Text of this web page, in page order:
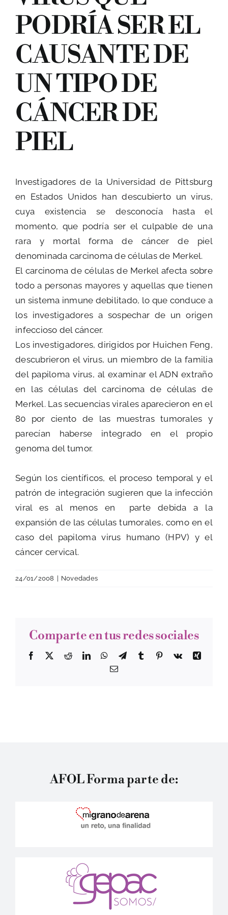
BUSCAR:
PODRÍA SER EL
CAUSANTE DE
UN TIPO DE
CÁNCER DE
PIEL
Investigadores de la Universidad de Pittsburg
en Estados Unidos han descubierto un virus,
cuya existencia se desconocía hasta el
momento, que podría ser el culpable de una
rara y mortal forma de cáncer de piel
denominada carcinoma de células de Merkel.
El carcinoma de células de Merkel afecta sobre
todo a personas mayores y aquellas que tienen
un sistema inmune debilitado, lo que conduce a
los investigadores a sospechar de un origen
infeccioso del cáncer.
Los investigadores, dirigidos por Huichen Feng,
descubrieron el virus, un miembro de la familia
del papiloma virus, al examinar el ADN extraño
en las células del carcinoma de células de
Merkel. Las secuencias virales aparecieron en el
80 por ciento de las muestras tumorales y
parecían haberse integrado en el propio
genoma del tumor.
Según los científicos, el proceso temporal y el
patrón de integración sugieren que la infección
viral es al menos en
parte debida a la
expansión de las células tumorales, como en el
caso del papiloma virus humano (HPV) y el
cáncer cervical.
24/01/2008 | Novedades
Comparte en tus redes sociales
Facebook
TwitterRedditLinkedInWhatsApp
TelegramTumblr Pinterest
Vk
Xing
Correo
AFOL Forma parte de: